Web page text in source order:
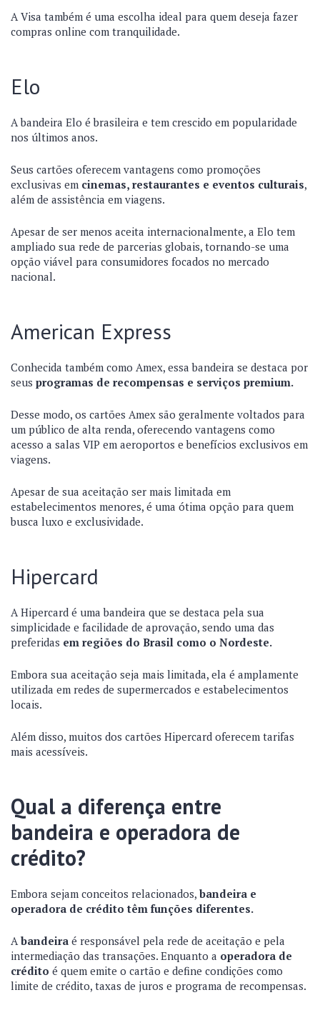
A Visa também é uma escolha ideal para quem deseja fazer
compras online com tranquilidade.
Elo
A bandeira Elo é brasileira e tem crescido em popularidade
nos últimos anos.
Seus cartões oferecem vantagens como promoções
exclusivas em cinemas, restaurantes e eventos culturais,
além de assistência em viagens.
Apesar de ser menos aceita internacionalmente, a Elo tem
ampliado sua rede de parcerias globais, tornando-se uma
opção viável para consumidores focados no mercado
nacional.
American Express
Conhecida também como Amex, essa bandeira se destaca por
seus programas de recompensas e serviços premium.
Desse modo, os cartões Amex são geralmente voltados para
um público de alta renda, oferecendo vantagens como
acesso a salas VIP em aeroportos e benefícios exclusivos em
viagens.
Apesar de sua aceitação ser mais limitada em
estabelecimentos menores, é uma ótima opção para quem
busca luxo e exclusividade.
Hipercard
A Hipercard é uma bandeira que se destaca pela sua
simplicidade e facilidade de aprovação, sendo uma das
preferidas em regiões do Brasil como o Nordeste.
Embora sua aceitação seja mais limitada, ela é amplamente
utilizada em redes de supermercados e estabelecimentos
locais.
Além disso, muitos dos cartões Hipercard oferecem tarifas
mais acessíveis.
Qual a diferença entre
bandeira e operadora de
crédito?
Embora sejam conceitos relacionados, bandeira e
operadora de crédito têm funções diferentes.
Abandeira é responsável pela rede de aceitação e pela
intermediação das transações. Enquanto a operadora de
crédito é quem emite o cartão e define condições como
limite de crédito, taxas de juros e programa de recompensas.